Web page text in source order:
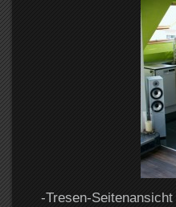
-Tresen-Seitenansicht